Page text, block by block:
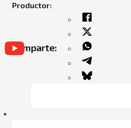
Productor:
Comparte: